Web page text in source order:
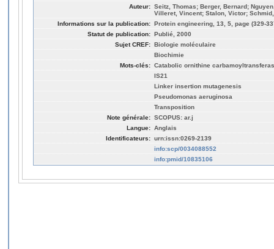
Auteur: Seitz, Thomas; Berger, Bernard;
Villeret, Vincent; Stalon, Victor;
Informations sur la publication: Protein engineering, 13, 5, page (329-
Statut de publication: Publié, 2000
Sujet CREF: Biologie moléculaire
Biochimie
Mots-clés: Catabolic ornithine
IS21
Linker insertion mutagenesis
Pseudomonas aeruginosa
Transposition
Note générale: SCOPUS: ar.j
Langue: Anglais
Identificateurs: urn:issn:0269-2139
info:scp/0034088552
info:pmid/10835106